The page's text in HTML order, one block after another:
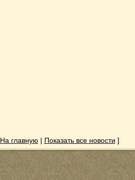
На главную | Показать все новости ]